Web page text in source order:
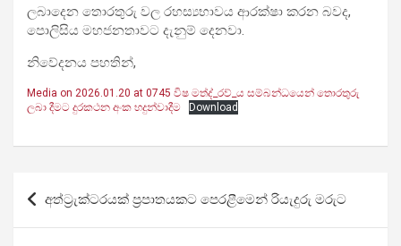
ලබාදෙන තොරතුරු වල රහස්‍යභාවය ‍ආරක්ෂා කරන බවද,
පොලිසිය මහජනතාවට දැනුම් දෙනවා.
නිවේදනය පහතින්,
Media on 2026.01.20 at 0745 විෂ මත්ද්_රව්_ය සම්බන්ධයෙන් තොරතුරු
ලබා දීමට දුරකථන අංක හදුන්වාදීම
Download
Post
navigation
අත්ට්‍රැක්ටරයක් ප්‍රපාතයකට පෙරළීමෙන් රියැදුරු මරුට